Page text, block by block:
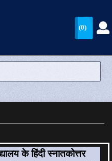
(0)
के हिंदी स्नातकोत्तर